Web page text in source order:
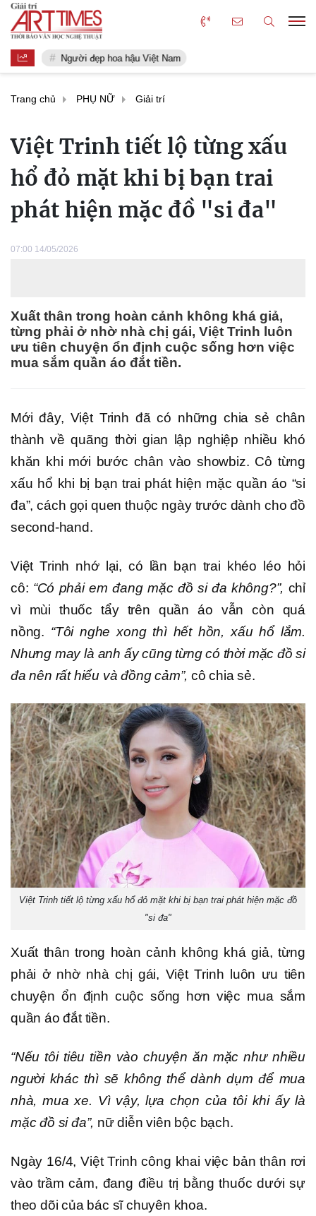
Người đẹp hoa hậu Việt Nam
Trang chủ PHỤ NỮ Giải trí
Việt Trinh tiết lộ từng xấu
hổ đỏ mặt khi bị bạn trai
phát hiện mặc đồ "si đa"
07:00 14/05/2026
Xuất thân trong hoàn cảnh không khá giả,
từng phải ở nhờ nhà chị gái, Việt Trinh luôn
ưu tiên chuyện ổn định cuộc sống hơn việc
mua sắm quần áo đắt tiền.
Mới đây, Việt Trinh đã có những chia sẻ chân
thành về quãng thời gian lập nghiệp nhiều khó
khăn khi mới bước chân vào showbiz. Cô từng
xấu hổ khi bị bạn trai phát hiện mặc quần áo “si
đa”, cách gọi quen thuộc ngày trước dành cho đồ
second-hand.
Việt Trinh nhớ lại, có lần bạn trai khéo léo hỏi
cô: “Có phải em đang mặc đồ si đa không?”, chỉ
vì mùi thuốc tẩy trên quần áo vẫn còn quá
nồng. “Tôi nghe xong thì hết hồn, xấu hổ lắm.
Nhưng may là anh ấy cũng từng có thời mặc đồ si
đa nên rất hiểu và đồng cảm”, cô chia sẻ.
Việt Trinh tiết lộ từng xấu hổ đỏ mặt khi bị bạn trai phát hiện mặc đồ
"si đa"
Xuất thân trong hoàn cảnh không khá giả, từng
phải ở nhờ nhà chị gái, Việt Trinh luôn ưu tiên
chuyện ổn định cuộc sống hơn việc mua sắm
quần áo đắt tiền.
“Nếu tôi tiêu tiền vào chuyện ăn mặc như nhiều
người khác thì sẽ không thể dành dụm để mua
nhà, mua xe. Vì vậy, lựa chọn của tôi khi ấy là
mặc đồ si đa”, nữ diễn viên bộc bạch.
Ngày 16/4, Việt Trinh công khai việc bản thân rơi
vào trầm cảm, đang điều trị bằng thuốc dưới sự
theo dõi của bác sĩ chuyên khoa.